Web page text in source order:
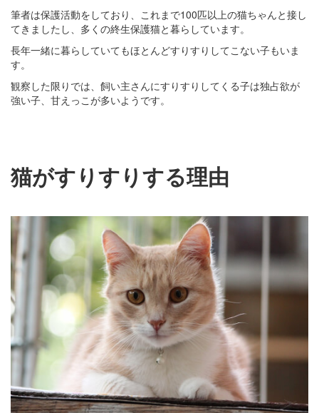
筆者は保護活動をしており、これまで100匹以上の猫ちゃんと接し
てきましたし、多くの終生保護猫と暮らしています。
長年一緒に暮らしていてもほとんどすりすりしてこない子もいま
す。
観察した限りでは、飼い主さんにすりすりしてくる子は独占欲が
強い子、甘えっこが多いようです。
猫がすりすりする理由